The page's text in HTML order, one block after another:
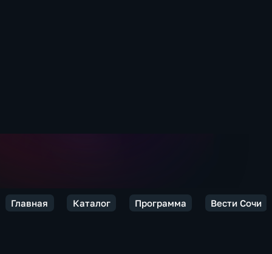
Главная Каталог Программа Вести Сочи